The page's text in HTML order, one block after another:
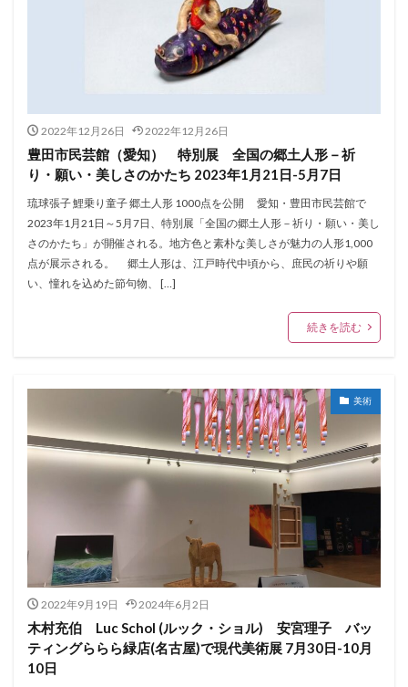
2022年12月26日 2022年12月26日
豊田市民芸館（愛知） 特別展 全国の郷土人形－祈
り・願い・美しさのかたち 2023年1月21日-5月7日
琉球張子 鯉乗り童子 郷土人形 1000点を公開 愛知・豊田市民芸館で
2023年1月21日～5月7日、特別展「全国の郷土人形－祈り・願い・美し
さのかたち」が開催される。地方色と素朴な美しさが魅力の人形1,000
点が展示される。 郷土人形は、江戸時代中頃から、庶民の祈りや願
い、憧れを込めた節句物、 […]
続きを読む
美術
2022年9月19日 2024年6月2日
木村充伯 Luc Schol (ルック・ショル) 安宮理子 バッ
ティングららら緑店(名古屋)で現代美術展 7月30日-10月
10日